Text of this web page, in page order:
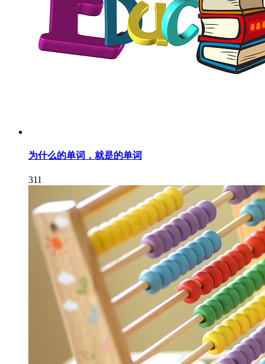
为什么的单词，就是的单词
311